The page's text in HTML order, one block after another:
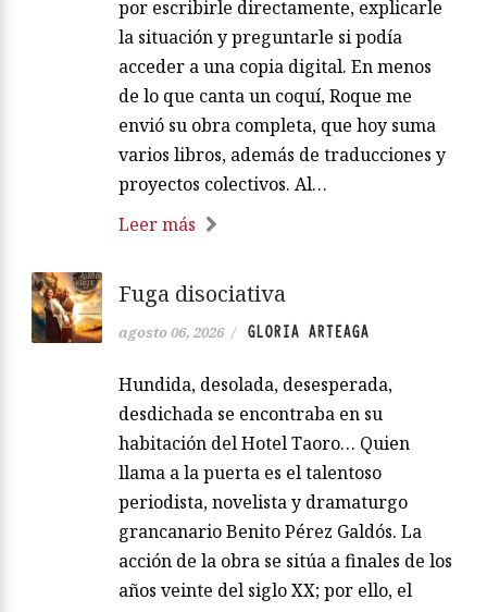
por escribirle directamente, explicarle
la situación y preguntarle si podía
acceder a una copia digital. En menos
de lo que canta un coquí, Roque me
envió su obra completa, que hoy suma
varios libros, además de traducciones y
proyectos colectivos. Al…
Leer más
Fuga disociativa
agosto 06, 2026 / GLORIA ARTEAGA
Hundida, desolada, desesperada,
desdichada se encontraba en su
habitación del Hotel Taoro… Quien
llama a la puerta es el talentoso
periodista, novelista y dramaturgo
grancanario Benito Pérez Galdós. La
acción de la obra se sitúa a finales de los
años veinte del siglo XX; por ello, el